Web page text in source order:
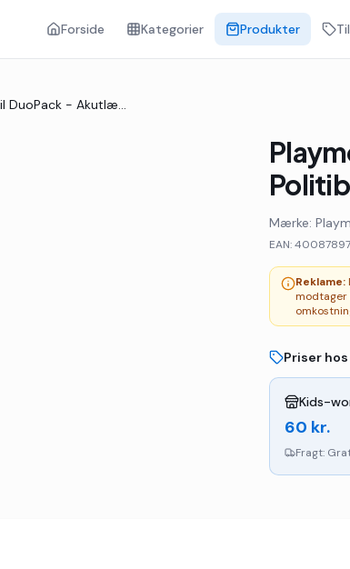
Forside Kategorier Produkter
Playmobil DuoPack - Akutlæge Og Politibetjent - 70823 - 11 Dele
Mærke:
EAN:
Reklame:
modtager
Priser
Kids-
60 kr.
Fragt: